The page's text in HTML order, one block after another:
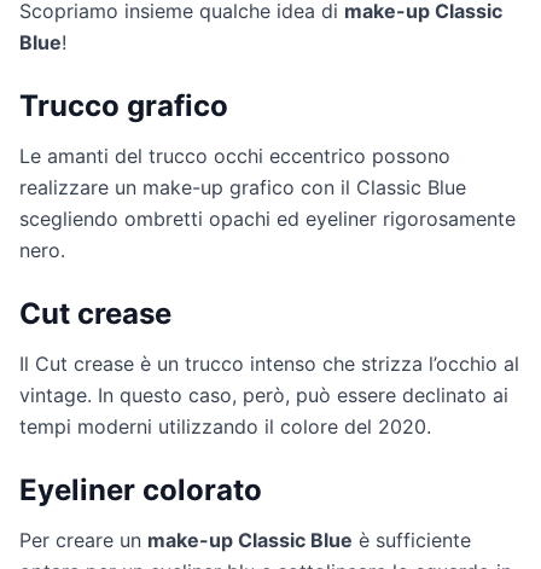
Scopriamo insieme qualche idea di make-up Classic
Blue!
Trucco grafico
Le amanti del trucco occhi eccentrico possono
realizzare un make-up grafico con il Classic Blue
scegliendo ombretti opachi ed eyeliner rigorosamente
nero.
Cut crease
Il Cut crease è un trucco intenso che strizza l’occhio al
vintage. In questo caso, però, può essere declinato ai
tempi moderni utilizzando il colore del 2020.
Eyeliner colorato
Per creare un make-up Classic Blue è sufficiente